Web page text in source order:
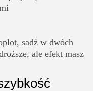
sadź w dwóch
ale efekt masz